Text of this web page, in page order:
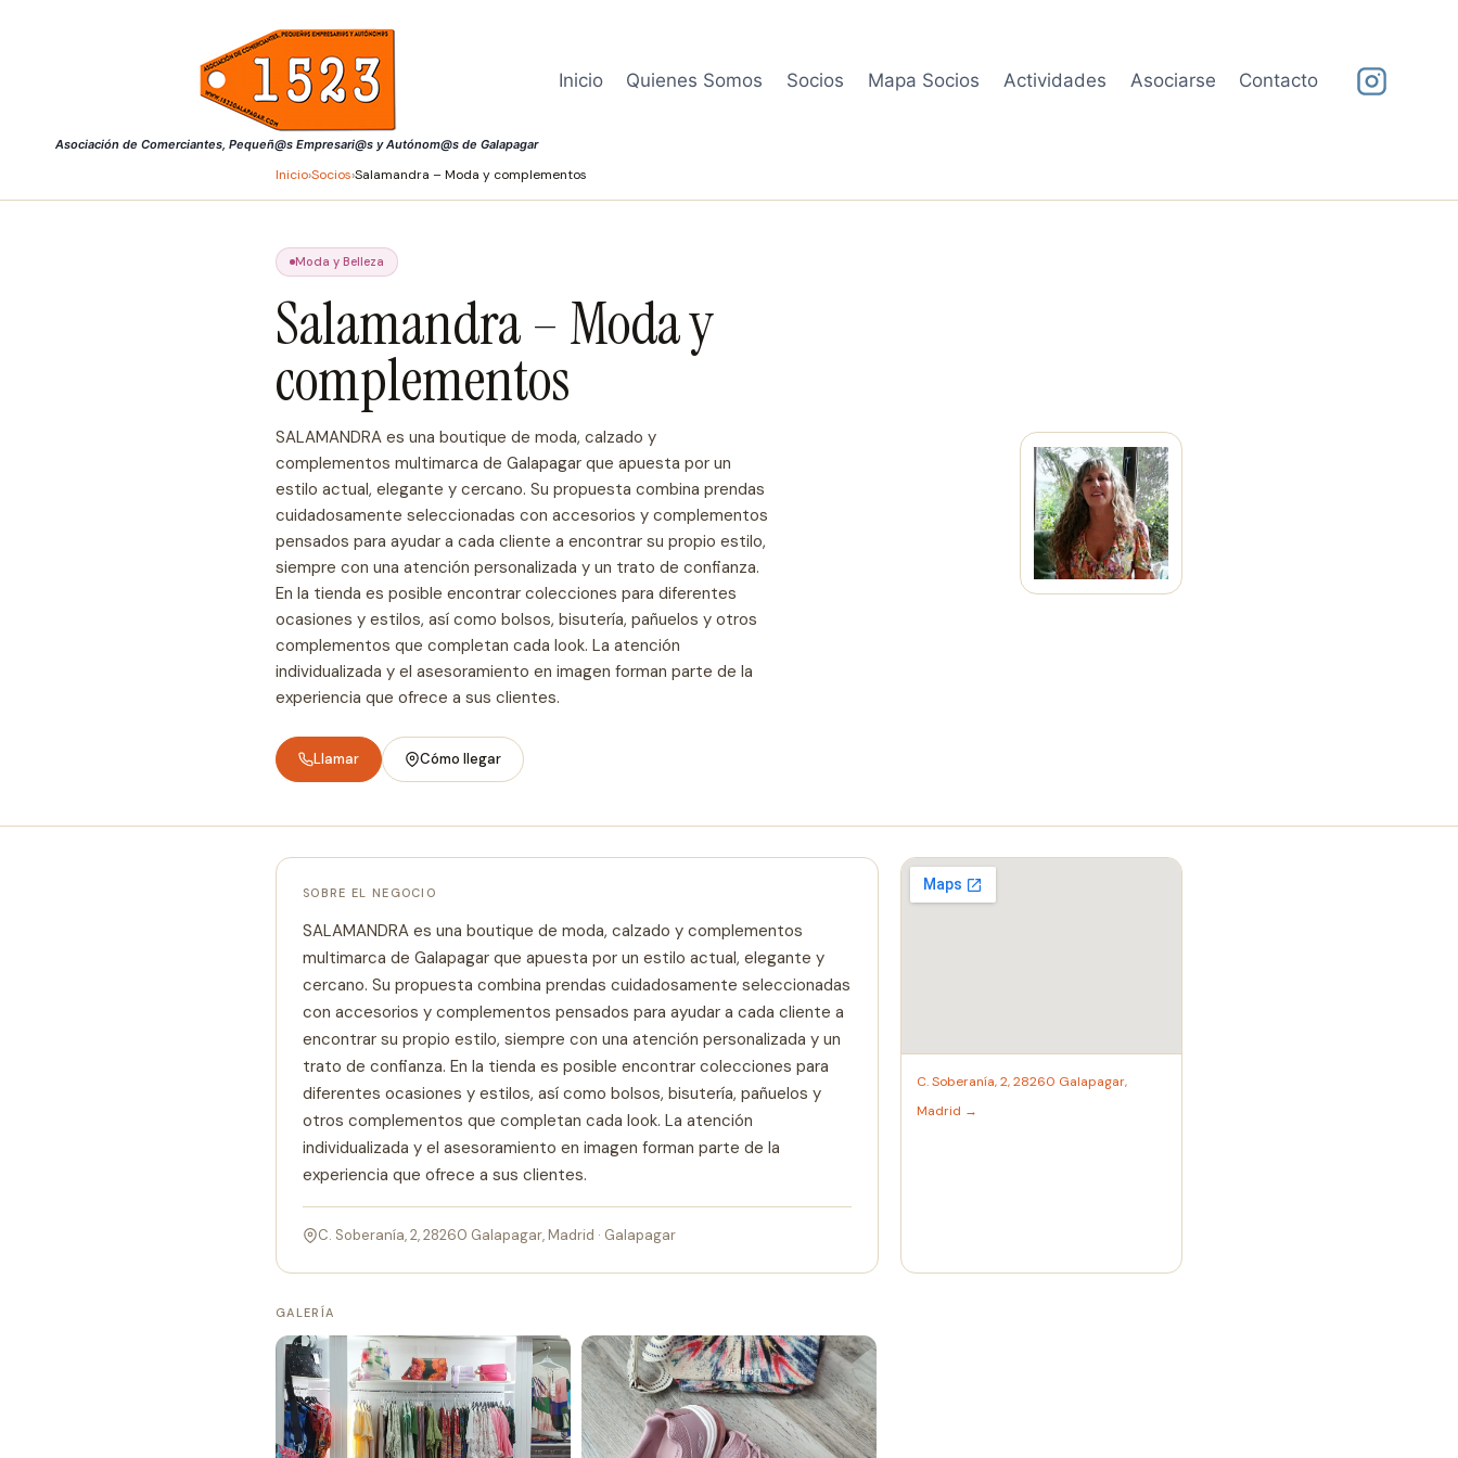
Asociación de Comerciantes, Pequeñ@s Empresari@s y Autónom@s de Galapagar
Inicio Quienes Somos Socios Mapa Socios Actividades Asociarse Contacto
Inicio›Socios›Salamandra – Moda y complementos
Moda y Belleza
Salamandra – Moda y
complementos
SALAMANDRA es una boutique de moda, calzado y
complementos multimarca de Galapagar que apuesta por un
estilo actual, elegante y cercano. Su propuesta combina prendas
cuidadosamente seleccionadas con accesorios y complementos
pensados para ayudar a cada cliente a encontrar su propio estilo,
siempre con una atención personalizada y un trato de confianza.
En la tienda es posible encontrar colecciones para diferentes
ocasiones y estilos, así como bolsos, bisutería, pañuelos y otros
complementos que completan cada look. La atención
individualizada y el asesoramiento en imagen forman parte de la
experiencia que ofrece a sus clientes.
Llamar Cómo llegar
SOBRE EL NEGOCIO
SALAMANDRA es una boutique de moda, calzado y complementos
multimarca de Galapagar que apuesta por un estilo actual, elegante y
cercano. Su propuesta combina prendas cuidadosamente seleccionadas
con accesorios y complementos pensados para ayudar a cada cliente a
encontrar su propio estilo, siempre con una atención personalizada y un
trato de confianza. En la tienda es posible encontrar colecciones para
diferentes ocasiones y estilos, así como bolsos, bisutería, pañuelos y
otros complementos que completan cada look. La atención
individualizada y el asesoramiento en imagen forman parte de la
experiencia que ofrece a sus clientes.
C. Soberanía, 2, 28260 Galapagar, Madrid · Galapagar
C. Soberanía, 2, 28260 Galapagar,
Madrid →
GALERÍA